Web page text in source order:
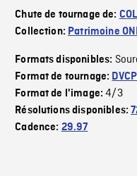
Chute de tournage de:
Collection: Patrimoine
Formats disponibles:
Format de tournage:
Format de l'image:4/3
Résolutions disponibles:
Cadence: 29.97